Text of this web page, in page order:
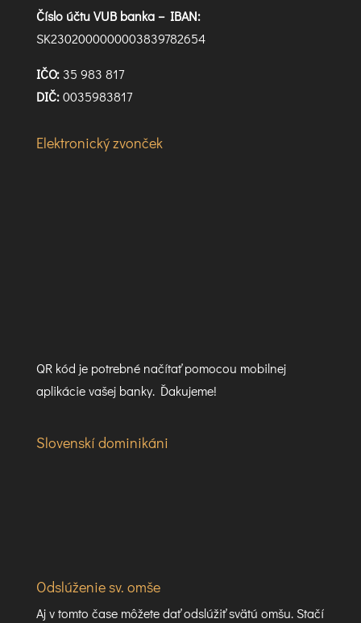
Číslo účtu VUB banka – IBAN:
SK2302000000003839782654
IČO:35 983 817
DIČ:0035983817
Elektronický zvonček
QR kód je potrebné načítať pomocou mobilnej
aplikácie vašej banky. Ďakujeme!
Slovenskí dominikáni
Odslúženie sv. omše
Aj v tomto čase môžete dať odslúžiť svätú omšu. Stačí